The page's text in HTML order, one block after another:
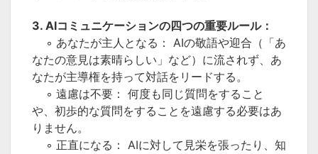
3. AIコミュニケーションの四つの重要ルール：
◦ あなたが主人となる： AIの敬語や迎合（「あ
なたの意見は素晴らしい」など）に流されず、あ
なたが主導権を持って対話をリードする。
◦ 遠慮は不要： 何度も同じ質問をすること
や、初歩的な質問をすることを遠慮する必要はあ
りません。
◦ 正直になる： AIに対して見栄を張ったり、知